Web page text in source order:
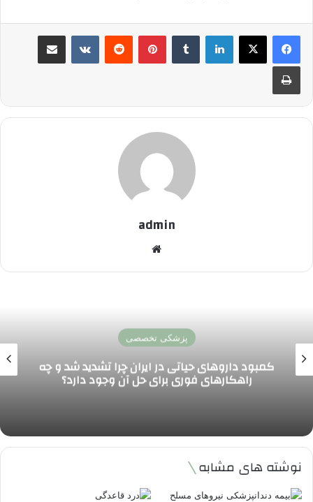
لینکدین ‫تامبلر پینترست‫رددیت ‫VKontakteاشتراک گذاری از طریق ایمیل
چاپ
admin
اخبار پزشکی و سلامت
تأثیر تغییرات اقلیمی بر شیوع بیماری های
در ایران و افزایش تهدید سلامت عمومی
نوشته های مشابه